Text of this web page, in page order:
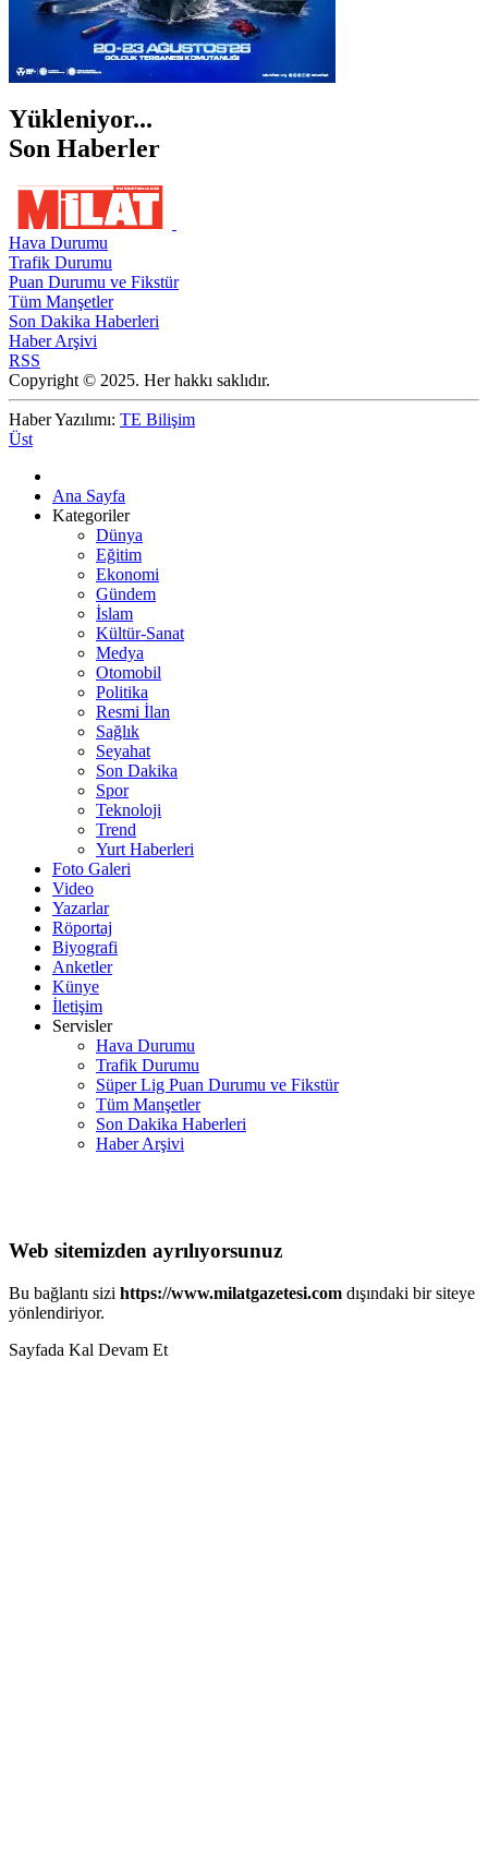
Yükleniyor...
Son Haberler
Hava Durumu
Trafik Durumu
Puan Durumu ve Fikstür
Tüm Manşetler
Son Dakika Haberleri
Haber Arşivi
RSS
Copyright © 2025. Her hakkı saklıdır.
Haber Yazılımı: TE Bilişim
Üst
Ana Sayfa
Kategoriler
Dünya
Eğitim
Ekonomi
Gündem
İslam
Kültür-Sanat
Medya
Otomobil
Politika
Resmi İlan
Sağlık
Seyahat
Son Dakika
Spor
Teknoloji
Trend
Yurt Haberleri
Foto Galeri
Video
Yazarlar
Röportaj
Biyografi
Anketler
Künye
İletişim
Servisler
Hava Durumu
Trafik Durumu
Süper Lig Puan Durumu ve Fikstür
Tüm Manşetler
Son Dakika Haberleri
Haber Arşivi
Web sitemizden ayrılıyorsunuz
Bu bağlantı sizi https://www.milatgazetesi.com dışındaki bir siteye
yönlendiriyor.
Sayfada Kal Devam Et